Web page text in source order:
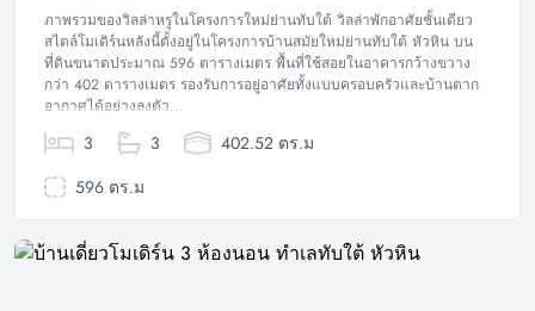
ภาพรวมของวิลล่าหรูในโครงการใหม่ย่านทับใต้ วิลล่าพักอาศัยชั้นเดียว
สไตล์โมเดิร์นหลังนี้ตั้งอยู่ในโครงการบ้านสมัยใหม่ย่านทับใต้ หัวหิน บน
ที่ดินขนาดประมาณ 596 ตารางเมตร พื้นที่ใช้สอยในอาคารกว้างขวาง
กว่า 402 ตารางเมตร รองรับการอยู่อาศัยทั้งแบบครอบครัวและบ้านตาก
อากาศได้อย่างลงตัว...
3 3
402.52 ตร.ม
596 ตร.ม